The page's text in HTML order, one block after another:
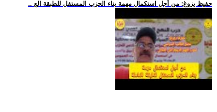
.. حفيظ يزوغ: من أجل استكمال مهمة بناء الحزب المستقل للطبقة الع